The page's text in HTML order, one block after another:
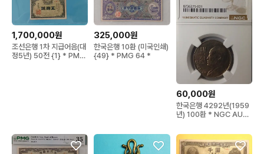
1,700,000원
조선은행 1차 지급어음(대
정5년) 50전 {1} * PMG
325,000원
한국은행 10환 (미국인쇄)
{49} * PMG 64 *
60,000원
한국은행 4292년(1959
년) 100환 * NGC AU